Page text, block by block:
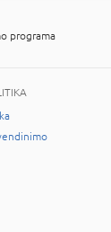
programa